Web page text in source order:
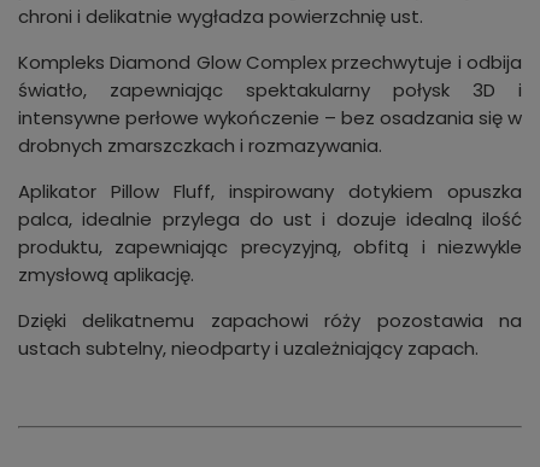
chroni i delikatnie wygładza powierzchnię ust.
Kompleks Diamond Glow Complex przechwytuje i odbija
światło, zapewniając spektakularny połysk 3D i
intensywne perłowe wykończenie – bez osadzania się w
drobnych zmarszczkach i rozmazywania.
Aplikator Pillow Fluff, inspirowany dotykiem opuszka
palca, idealnie przylega do ust i dozuje idealną ilość
produktu, zapewniając precyzyjną, obfitą i niezwykle
zmysłową aplikację.
Dzięki delikatnemu zapachowi róży pozostawia na
ustach subtelny, nieodparty i uzależniający zapach.